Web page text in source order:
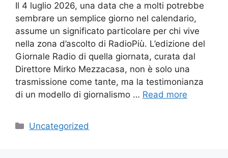
Il 4 luglio 2026, una data che a molti potrebbe
sembrare un semplice giorno nel calendario,
assume un significato particolare per chi vive
nella zona d’ascolto di RadioPiù. L’edizione del
Giornale Radio di quella giornata, curata dal
Direttore Mirko Mezzacasa, non è solo una
trasmissione come tante, ma la testimonianza
di un modello di giornalismo … Read more
Categories
Uncategorized